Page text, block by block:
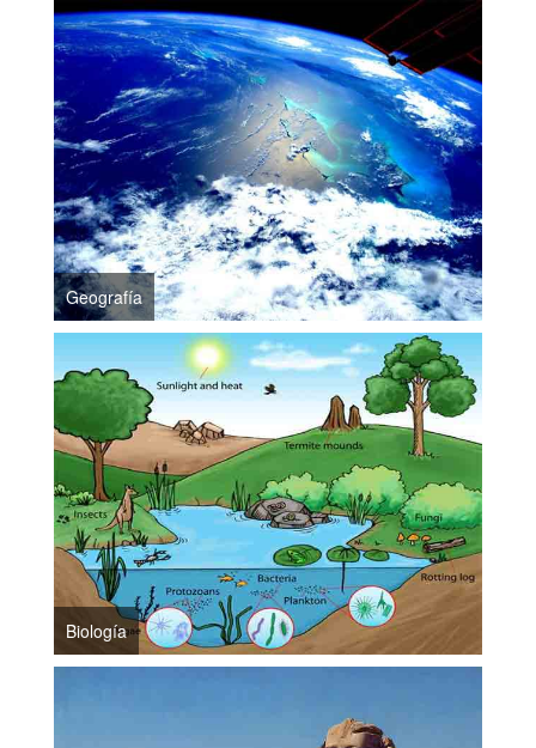
Geografía
Biología